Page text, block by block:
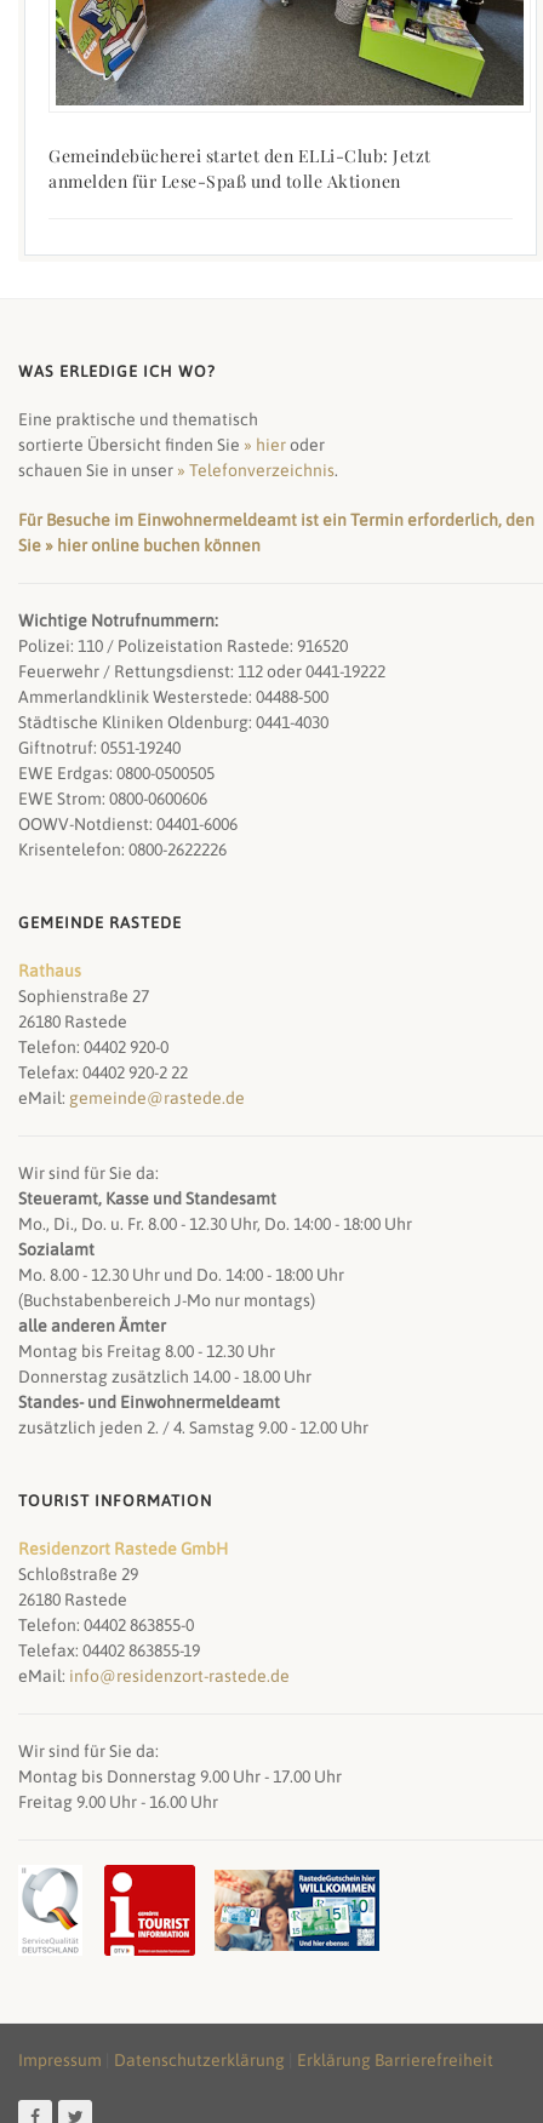
Gemeindebücherei startet den ELLi-Club: Jetzt
anmelden für Lese-Spaß und tolle Aktionen
WAS ERLEDIGE ICH WO?
Eine praktische und thematisch
sortierte Übersicht finden Sie » hieroder
schauen Sie in unser » Telefonverzeichnis.
Für Besuche im Einwohnermeldeamt ist ein Termin erforderlich, den
Sie » hier online buchen können
Wichtige Notrufnummern:
Polizei: 110 / Polizeistation Rastede: 916520
Feuerwehr / Rettungsdienst: 112 oder 0441-19222
Ammerlandklinik Westerstede: 04488-500
Städtische Kliniken Oldenburg: 0441-4030
Giftnotruf: 0551-19240
EWE Erdgas: 0800-0500505
EWE Strom: 0800-0600606
OOWV-Notdienst: 04401-6006
Krisentelefon: 0800-2622226
GEMEINDE RASTEDE
Rathaus
Sophienstraße 27
26180 Rastede
Telefon: 04402 920-0
Telefax: 04402 920-2 22
eMail: gemeinde@rastede.de
Wir sind für Sie da:
Steueramt, Kasse und Standesamt
Mo., Di., Do. u. Fr. 8.00 - 12.30 Uhr, Do. 14:00 - 18:00 Uhr
Sozialamt
Mo. 8.00 - 12.30 Uhr und Do. 14:00 - 18:00 Uhr
(Buchstabenbereich J-Mo nur montags)
alle anderen Ämter
Montag bis Freitag 8.00 - 12.30 Uhr
Donnerstag zusätzlich 14.00 - 18.00 Uhr
Standes- und Einwohnermeldeamt
zusätzlich jeden 2. / 4. Samstag 9.00 - 12.00 Uhr
TOURIST INFORMATION
Residenzort Rastede GmbH
Schloßstraße 29
26180 Rastede
Telefon: 04402 863855-0
Telefax: 04402 863855-19
eMail: info@residenzort-rastede.de
Wir sind für Sie da:
Montag bis Donnerstag 9.00 Uhr - 17.00 Uhr
Freitag 9.00 Uhr - 16.00 Uhr
Impressum Datenschutzerklärung Erklärung Barrierefreiheit